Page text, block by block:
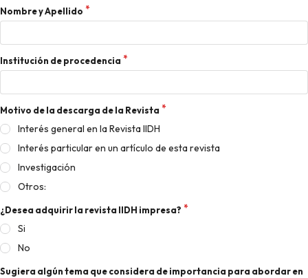
Nombre y Apellido
Institución de procedencia
Motivo de la descarga de la Revista
Interés general en la Revista IIDH
Interés particular en un artículo de esta revista
Investigación
Otros:
¿Desea adquirir la revista IIDH impresa?
Si
No
Sugiera algún tema que considera de importancia para abordar en